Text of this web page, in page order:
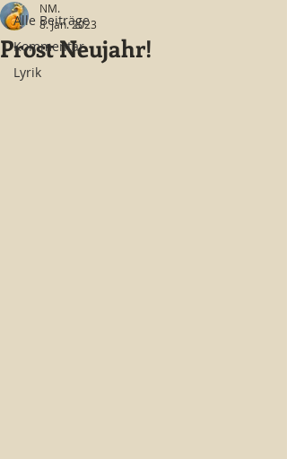
Alle Beiträge
Kommentar
Lyrik
Prost Neujahr!
NM.
8. Jan. 2023